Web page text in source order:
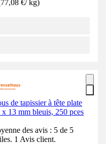
77,08 €/ kg)
de tapissier à tête plate
x 13 mm bleuis, 250 pces
des avis : 5 de 5
1 Avis client.